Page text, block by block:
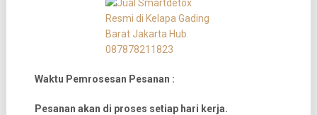
Waktu Pemrosesan Pesanan :
Pesanan akan di proses setiap hari kerja.